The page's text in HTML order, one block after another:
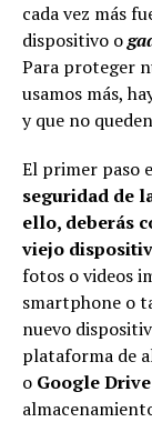
cada vez más
dispositivo o
Para proteger
usamos más,
y que no
El primer paso
seguridad de
ello, deberás
viejo
fotos o videos
smartphone o
nuevo
plataforma de
o Google Drive